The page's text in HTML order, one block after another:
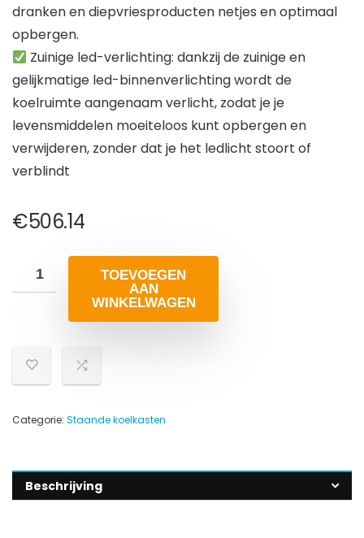
dranken en diepvriesproducten netjes en optimaal
opbergen.
Zuinige led-verlichting: dankzij de zuinige en
gelijkmatige led-binnenverlichting wordt de
koelruimte aangenaam verlicht, zodat je je
levensmiddelen moeiteloos kunt opbergen en
verwijderen, zonder dat je het ledlicht stoort of
verblindt
€506.14
TOEVOEGEN
AAN
WINKELWAGEN
Categorie: Staande koelkasten
Beschrijving